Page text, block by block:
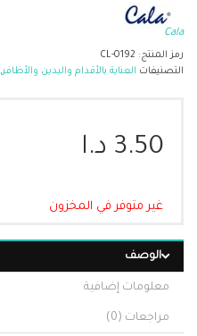
Cala
رمز المنتج: CL-0192
التصنيفات العناية بالأقدام واليدين والأظافر,
3.50 د.ا
غير متوفر في المخزون
الوصف
معلومات إضافية
مراجعات (0)